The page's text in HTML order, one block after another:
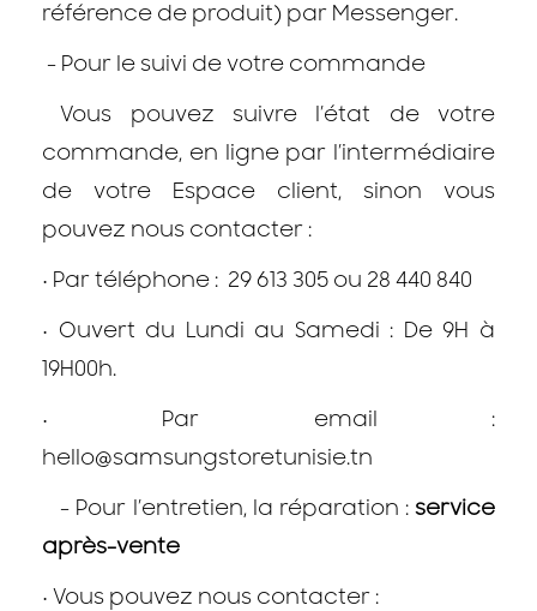
référence de produit) par Messenger.
- Pour le suivi de votre commande
Vous pouvez suivre l’état de votre
commande, en ligne par l’intermédiaire
de votre Espace client, sinon vous
pouvez nous contacter :
• Par téléphone : 29 613 305 ou 28 440 840
• Ouvert du Lundi au Samedi : De 9H à
19H00h.
•
Par email :
hello@samsungstoretunisie.tn
- Pour l’entretien, la réparation : service
après-vente
• Vous pouvez nous contacter :